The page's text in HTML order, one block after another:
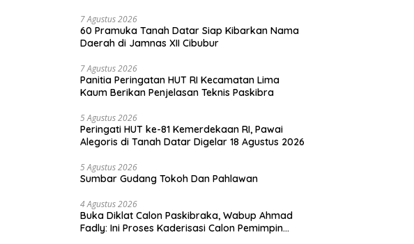
7 Agustus 2026
60 Pramuka Tanah Datar Siap Kibarkan Nama
Daerah di Jamnas XII Cibubur
7 Agustus 2026
Panitia Peringatan HUT RI Kecamatan Lima
Kaum Berikan Penjelasan Teknis Paskibra
5 Agustus 2026
Peringati HUT ke-81 Kemerdekaan RI, Pawai
Alegoris di Tanah Datar Digelar 18 Agustus 2026
5 Agustus 2026
Sumbar Gudang Tokoh Dan Pahlawan
4 Agustus 2026
Buka Diklat Calon Paskibraka, Wabup Ahmad
Fadly: Ini Proses Kaderisasi Calon Pemimpin